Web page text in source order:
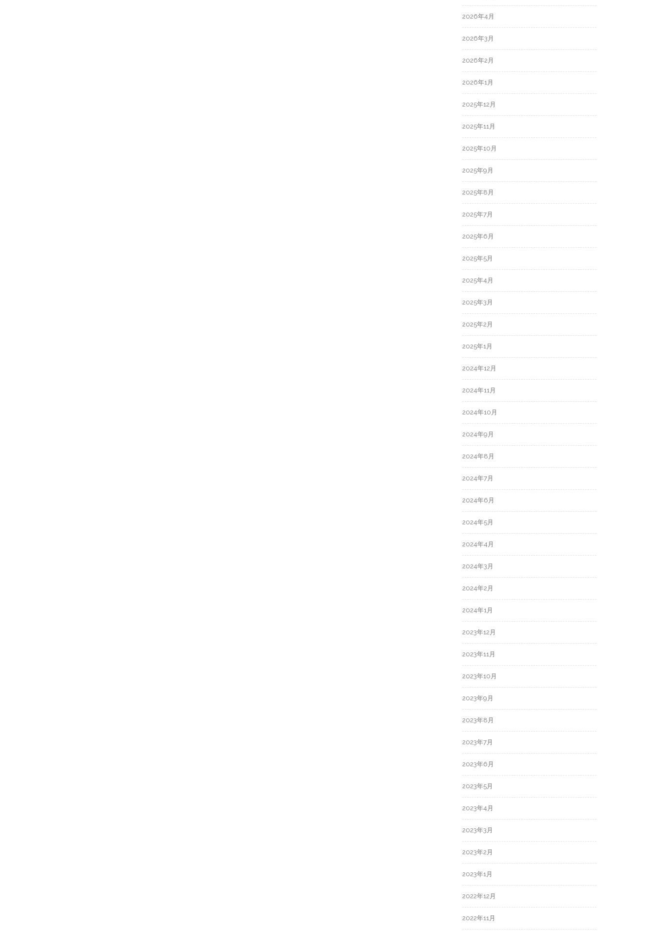
2026年4月
2026年3月
2026年2月
2026年1月
2025年12月
2025年11月
2025年10月
2025年9月
2025年8月
2025年7月
2025年6月
2025年5月
2025年4月
2025年3月
2025年2月
2025年1月
2024年12月
2024年11月
2024年10月
2024年9月
2024年8月
2024年7月
2024年6月
2024年5月
2024年4月
2024年3月
2024年2月
2024年1月
2023年12月
2023年11月
2023年10月
2023年9月
2023年8月
2023年7月
2023年6月
2023年5月
2023年4月
2023年3月
2023年2月
2023年1月
2022年12月
2022年11月